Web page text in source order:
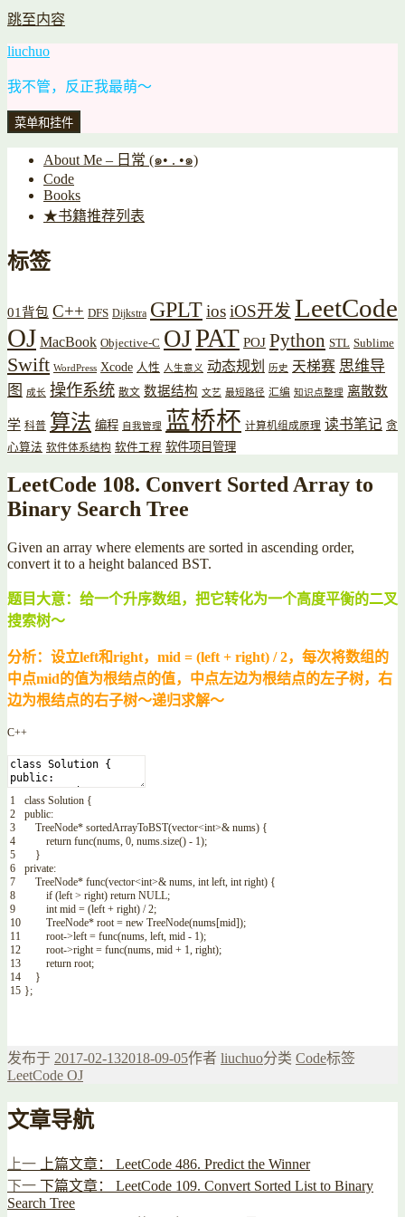
跳至内容
liuchuo
我不管，反正我最萌～
菜单和挂件
About Me – 日常 (๑• . •๑)
Code
Books
★书籍推荐列表
标签
01背包 C++ DFS Dijkstra GPLTiosiOS开发 LeetCode
OJ MacBook Objective-C OJPAT POJ Python STL Sublime
Swift WordPress Xcode 人性 人生意义 动态规划 历史 天梯赛 思维导
图
成长 操作系统 散文 数据结构 文艺 最短路径 汇编 知识点整理 离散数
学 科普 算法 编程 自我管理 蓝桥杯 计算机组成原理 读书笔记 贪
心算法 软件体系结构 软件工程 软件项目管理
LeetCode 108. Convert Sorted Array to
Binary Search Tree
Given an array where elements are sorted in ascending order,
convert it to a height balanced BST.
题目大意：给一个升序数组，把它转化为一个高度平衡的二叉
搜索树～
分析：设立left和right，mid = (left + right) / 2，每次将数组的
中点mid的值为根结点的值，中点左边为根结点的左子树，右
边为根结点的右子树～递归求解～
C++
1
2
3
4
5
6
7
8
9
10
11
12
13
14
15
class Solution {
public:
TreeNode* sortedArrayToBST(vector<int>& nums) {
return func(nums, 0, nums.size() - 1);
}
private:
TreeNode* func(vector<int>& nums, int left, int right) {
if (left > right) return NULL;
int mid = (left + right) / 2;
TreeNode* root = new TreeNode(nums[mid]);
root->left = func(nums, left, mid - 1);
root->right = func(nums, mid + 1, right);
return root;
}
};
发布于 2017-02-132018-09-05作者 liuchuo分类 Code标签
LeetCode OJ
文章导航
上一 上篇文章：
LeetCode 486. Predict the Winner
下一 下篇文章：
LeetCode 109. Convert Sorted List to Binary
Search Tree